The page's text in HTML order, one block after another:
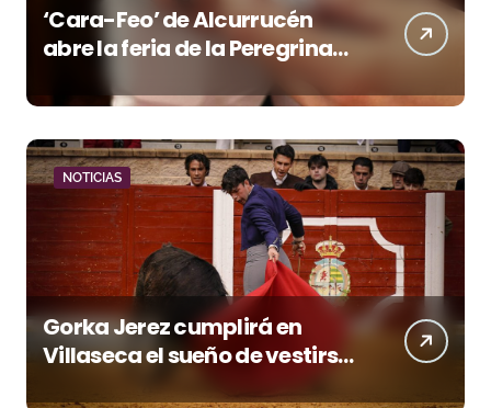
‘Cara-Feo’ de Alcurrucén
abre la feria de la Peregrina
NOTICIAS
Gorka Jerez cumplirá en
Villaseca el sueño de vestirse
de luces ante los suyos